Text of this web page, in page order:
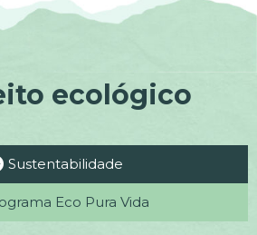
ecológico
Sustentabilidade
Eco Pura Vida